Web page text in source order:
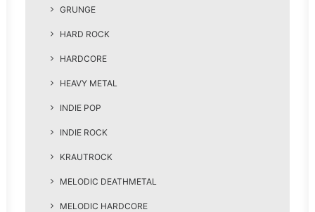
GRUNGE
HARD ROCK
HARDCORE
HEAVY METAL
INDIE POP
INDIE ROCK
KRAUTROCK
MELODIC DEATHMETAL
MELODIC HARDCORE